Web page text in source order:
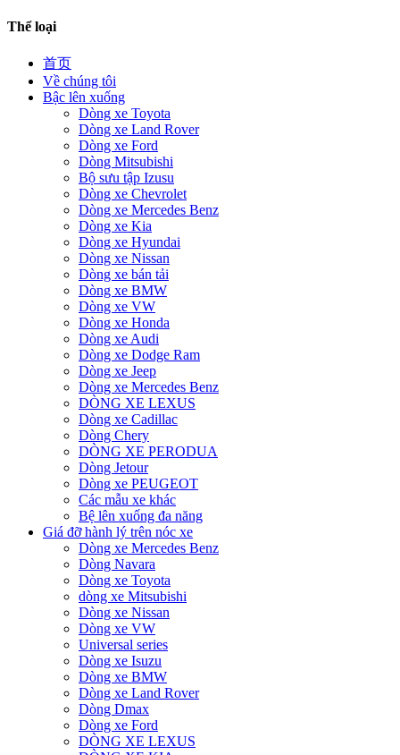
Thể loại
首页
Về chúng tôi
Bậc lên xuống
Dòng xe Toyota
Dòng xe Land Rover
Dòng xe Ford
Dòng Mitsubishi
Bộ sưu tập Izusu
Dòng xe Chevrolet
Dòng xe Mercedes Benz
Dòng xe Kia
Dòng xe Hyundai
Dòng xe Nissan
Dòng xe bán tải
Dòng xe BMW
Dòng xe VW
Dòng xe Honda
Dòng xe Audi
Dòng xe Dodge Ram
Dòng xe Jeep
Dòng xe Mercedes Benz
DÒNG XE LEXUS
Dòng xe Cadillac
Dòng Chery
DÒNG XE PERODUA
Dòng Jetour
Dòng xe PEUGEOT
Các mẫu xe khác
Bệ lên xuống đa năng
Giá đỡ hành lý trên nóc xe
Dòng xe Mercedes Benz
Dòng Navara
Dòng xe Toyota
dòng xe Mitsubishi
Dòng xe Nissan
Dòng xe VW
Universal series
Dòng xe Isuzu
Dòng xe BMW
Dòng xe Land Rover
Dòng Dmax
Dòng xe Ford
DÒNG XE LEXUS